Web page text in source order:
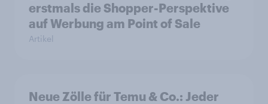
erstmals die Shopper-Perspektive
auf Werbung am Point of Sale
Artikel
Neue Zölle für Temu & Co.: Jeder